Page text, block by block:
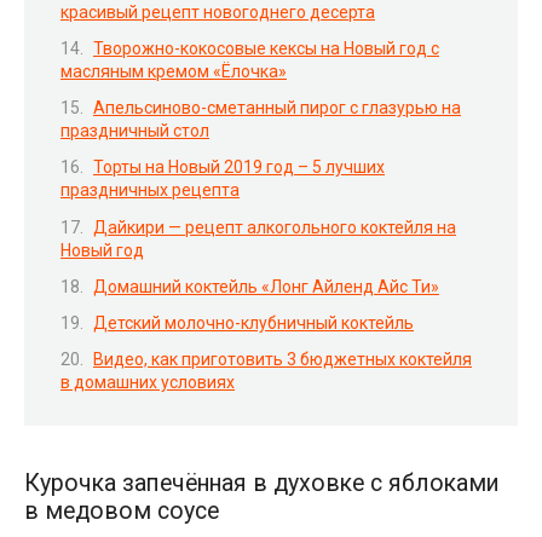
красивый рецепт новогоднего десерта
Творожно-кокосовые кексы на Новый год с
масляным кремом «Ёлочка»
Апельсиново-сметанный пирог с глазурью на
праздничный стол
Торты на Новый 2019 год – 5 лучших
праздничных рецепта
Дайкири — рецепт алкогольного коктейля на
Новый год
Домашний коктейль «Лонг Айленд Айс Ти»
Детский молочно-клубничный коктейль
Видео, как приготовить 3 бюджетных коктейля
в домашних условиях
Курочка запечённая в духовке с яблоками
в медовом соусе